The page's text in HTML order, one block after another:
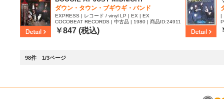
ダウン・タウン・ブギウギ・バンド
EXPRESS | レコード / vinyl LP | EX | EX
COCOBEAT RECORDS | 中古品 | 1980 | 商品ID:24911
28
￥847 (税込)
|
98件 1/3ページ